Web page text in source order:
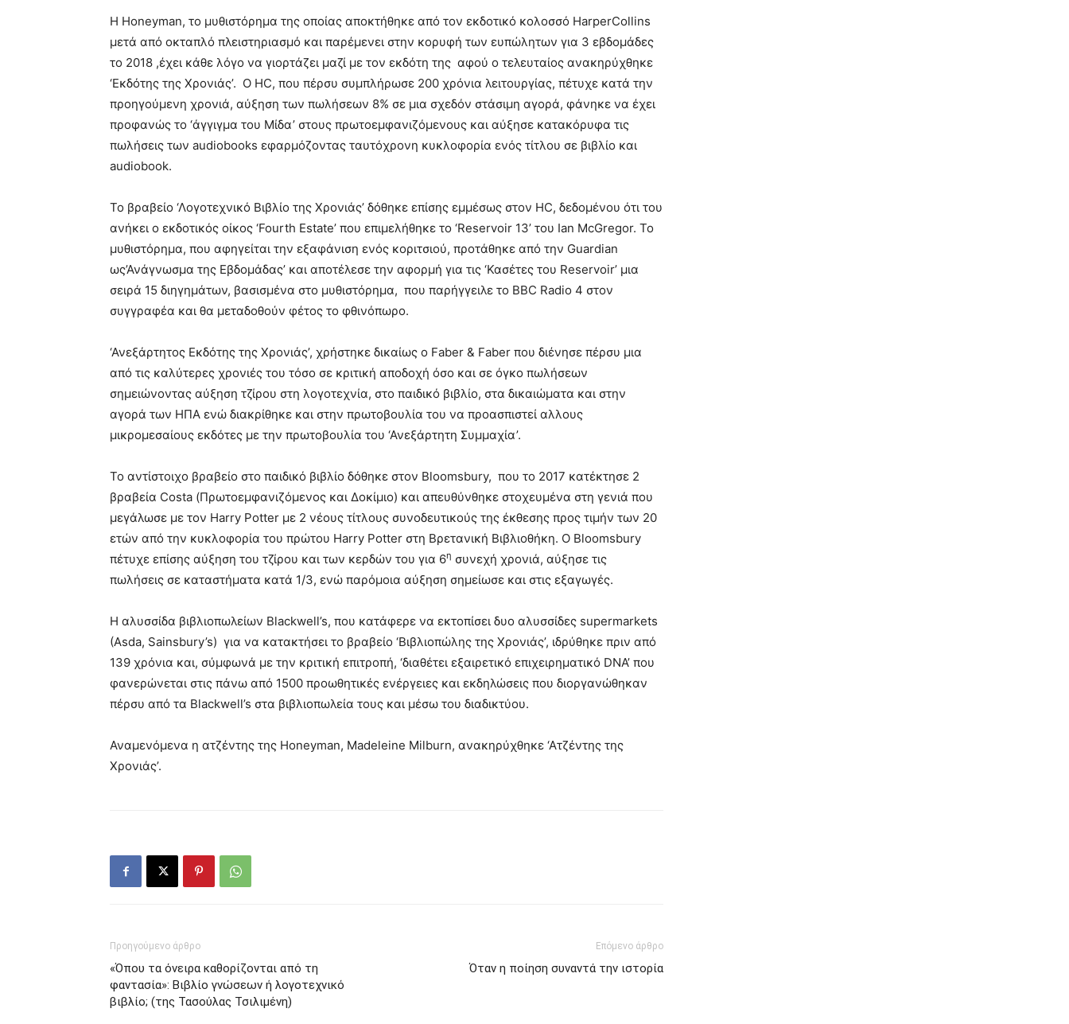
ΤΕΧΝΕΣ
Η Honeyman, το μυθιστόρημα της οποίας αποκτήθηκε από τον εκδοτικό κολοσσό HarperCollins
μετά από οκταπλό πλειστηριασμό και παρέμενει στην κορυφή των ευπώλητων για 3 εβδομάδες
το 2018 ,έχει κάθε λόγο να γιορτάζει μαζί με τον εκδότη της αφού ο τελευταίος ανακηρύχθηκε
‘Εκδότης της Χρονιάς’. Ο HC, που πέρσυ συμπλήρωσε 200 χρόνια λειτουργίας, πέτυχε κατά την
προηγούμενη χρονιά, αύξηση των πωλήσεων 8% σε μια σχεδόν στάσιμη αγορά, φάνηκε να έχει
προφανώς το ‘άγγιγμα του Μίδα’ στους πρωτοεμφανιζόμενους και αύξησε κατακόρυφα τις
πωλήσεις των audiobooks εφαρμόζοντας ταυτόχρονη κυκλοφορία ενός τίτλου σε βιβλίο και
audiobook.
Το βραβείο ‘Λογοτεχνικό Βιβλίο της Χρονιάς’ δόθηκε επίσης εμμέσως στον HC, δεδομένου ότι του
ανήκει ο εκδοτικός οίκος ‘Fourth Estate’ που επιμελήθηκε το ‘Reservoir 13’ του Ian McGregor. Το
μυθιστόρημα, που αφηγείται την εξαφάνιση ενός κοριτσιού, προτάθηκε από την Guardian
ως’Ανάγνωσμα της Εβδομάδας’ και αποτέλεσε την αφορμή για τις ‘Κασέτες του Reservoir’ μια
σειρά 15 διηγημάτων, βασισμένα στο μυθιστόρημα, που παρήγγειλε το BBC Radio 4 στον
συγγραφέα και θα μεταδοθούν φέτος το φθινόπωρο.
‘Ανεξάρτητος Εκδότης της Χρονιάς’, χρήστηκε δικαίως ο Faber & Faber που διένησε πέρσυ μια
από τις καλύτερες χρονιές του τόσο σε κριτική αποδοχή όσο και σε όγκο πωλήσεων
σημειώνοντας αύξηση τζίρου στη λογοτεχνία, στο παιδικό βιβλίο, στα δικαιώματα και στην
αγορά των ΗΠΑ ενώ διακρίθηκε και στην πρωτοβουλία του να προασπιστεί αλλους
μικρομεσαίους εκδότες με την πρωτοβουλία του ‘Ανεξάρτητη Συμμαχία’.
Το αντίστοιχο βραβείο στο παιδικό βιβλίο δόθηκε στον Bloomsbury, που το 2017 κατέκτησε 2
βραβεία Costa (Πρωτοεμφανιζόμενος και Δοκίμιο) και απευθύνθηκε στοχευμένα στη γενιά που
μεγάλωσε με τον Harry Potter με 2 νέους τίτλους συνοδευτικούς της έκθεσης προς τιμήν των 20
ετών από την κυκλοφορία του πρώτου Harry Potter στη Βρετανική Βιβλιοθήκη. Ο Bloomsbury
πέτυχε επίσης αύξηση του τζίρου και των κερδών του για 6η συνεχή χρονιά, αύξησε τις
πωλήσεις σε καταστήματα κατά 1/3, ενώ παρόμοια αύξηση σημείωσε και στις εξαγωγές.
Η αλυσσίδα βιβλιοπωλείων Blackwell’s, που κατάφερε να εκτοπίσει δυο αλυσσίδες supermarkets
(Asda, Sainsbury’s) για να κατακτήσει το βραβείο ‘Βιβλιοπώλης της Χρονιάς’, ιδρύθηκε πριν από
139 χρόνια και, σύμφωνά με την κριτική επιτροπή, ‘διαθέτει εξαιρετικό επιχειρηματικό DNA’ που
φανερώνεται στις πάνω από 1500 προωθητικές ενέργειες και εκδηλώσεις που διοργανώθηκαν
πέρσυ από τα Blackwell’s στα βιβλιοπωλεία τους και μέσω του διαδικτύου.
Αναμενόμενα η ατζέντης της Honeyman, Madeleine Milburn, ανακηρύχθηκε ‘Ατζέντης της
Χρονιάς’.
Προηγούμενο άρθρο
«Όπου τα όνειρα καθορίζονται από τη
φαντασία»: Βιβλίο γνώσεων ή λογοτεχνικό
βιβλίο; (της Τασούλας Τσιλιμένη)
Επόμενο άρθρο
Όταν η ποίηση συναντά την ιστορία